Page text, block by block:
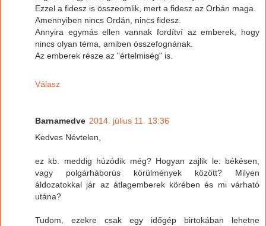
Ezzel a fidesz is összeomlik, mert a fidesz az Orbán maga.
Amennyiben nincs Ordán, nincs fidesz.
Annyira egymás ellen vannak fordítví az emberek, hogy
nincs olyan téma, amiben összefognának.
Az emberek része az "értelmiség" is.
Válasz
Barnamedve 2014. július 11. 13:36
Kedves Névtelen,
ez kb. meddig húzódik még? Hogyan zajlik le: békésen,
vagy polgárháborús körülmények között? Milyen
áldozatokkal jár az átlagemberek körében és mi várható
utána?
Tudom, ezekre csak egy időgép birtokában lehetne